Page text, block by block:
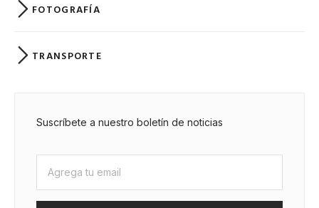
FOTOGRAFÍA
TRANSPORTE
Suscríbete a nuestro boletín de noticias